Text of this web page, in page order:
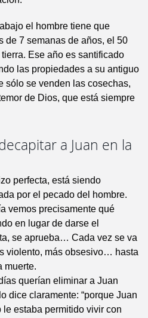
el hombre tiene que
de 7 semanas de años, el 50
Ese año es santificado
las propiedades a su antiguo
sólo se venden las cosechas,
de Dios, que está siempre
a Juan en la
perfecta, está siendo
por el pecado del hombre.
vemos precisamente qué
en lugar de darse el
se aprueba… Cada vez se va
violento, más obsesivo… hasta
muerte.
querían eliminar a Juan
dice claramente: “porque Juan
le estaba permitido vivir con